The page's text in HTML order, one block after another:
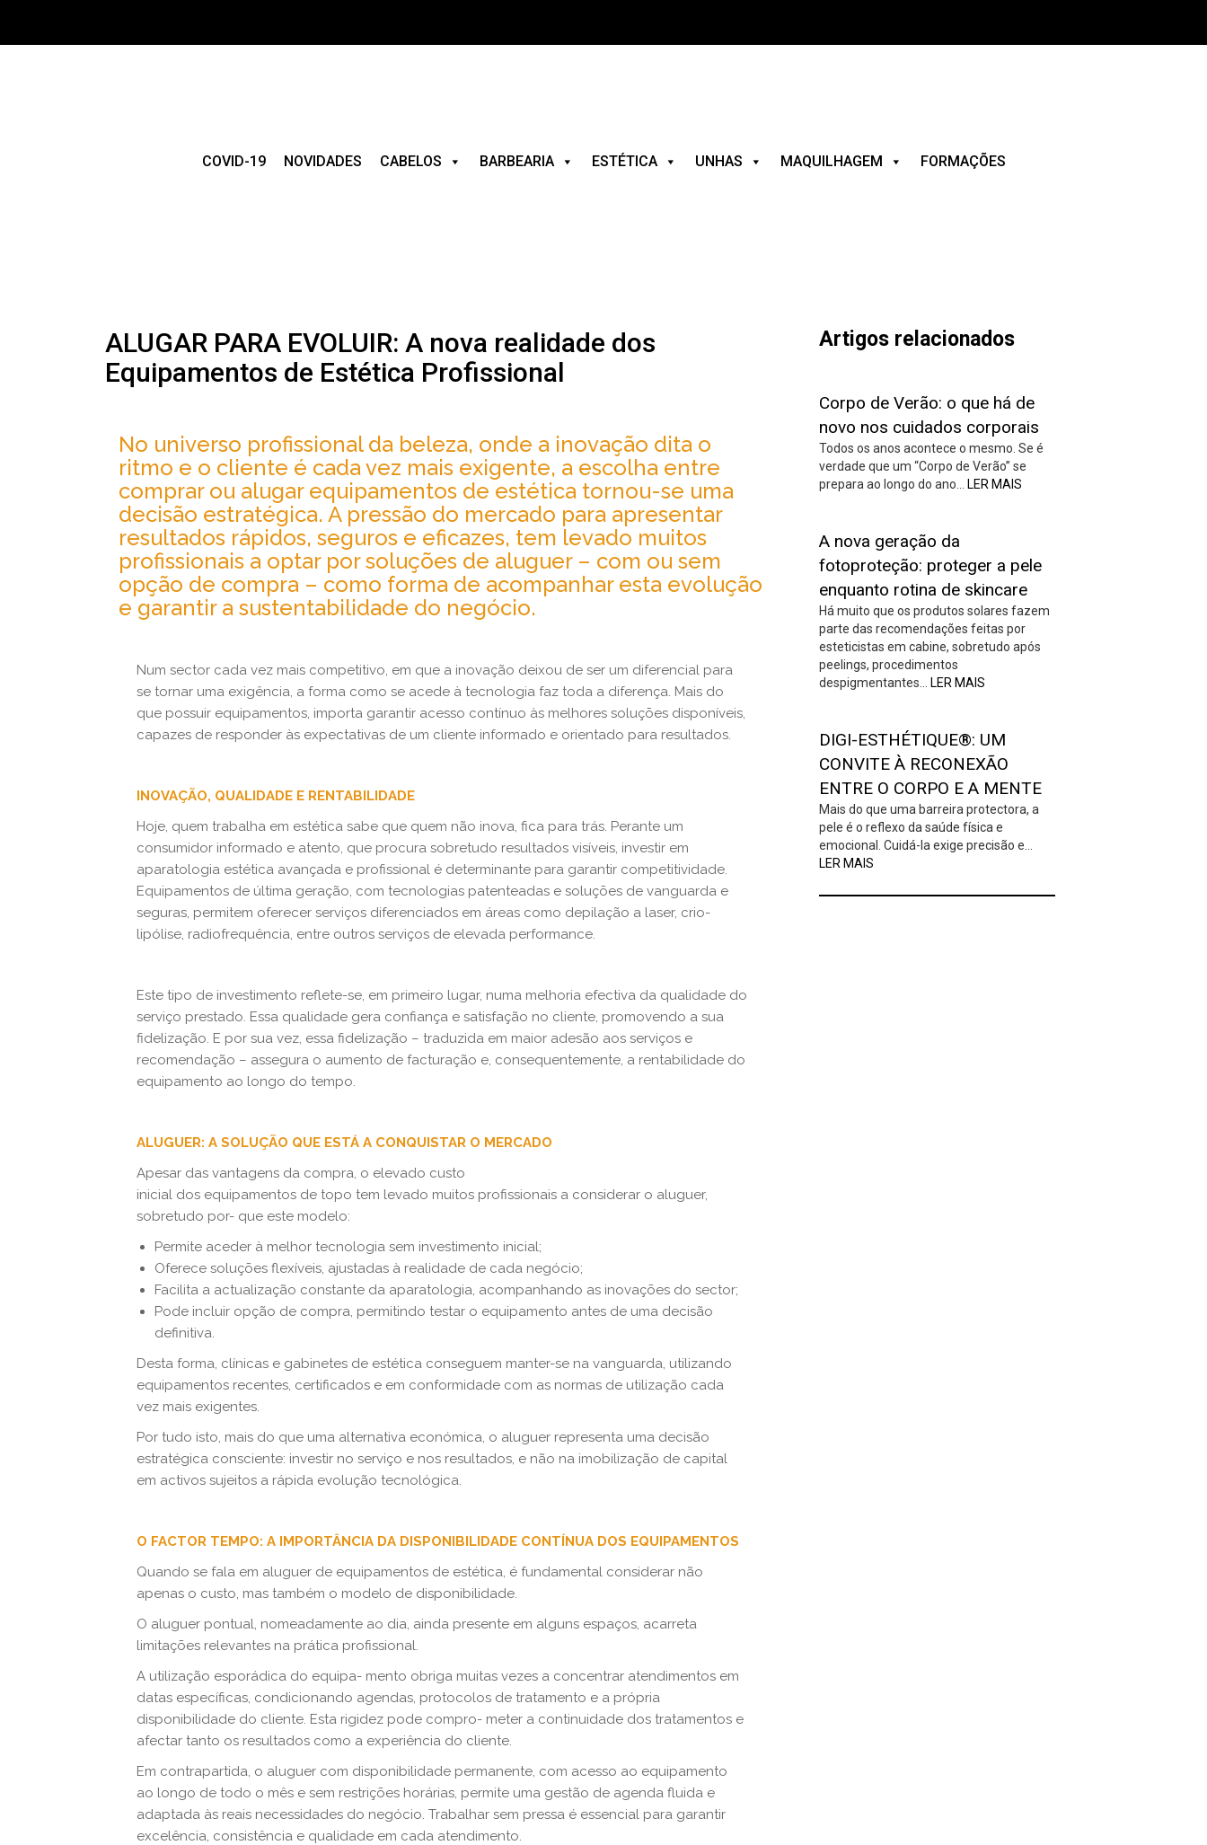
COVID-19 NOVIDADES CABELOS BARBEARIA ESTÉTICA UNHAS MAQUILHAGEM FORMAÇÕES
ALUGAR PARA EVOLUIR: A nova realidade dos
Equipamentos de Estética Profissional
No universo profissional da beleza, onde a inovação dita o
ritmo e o cliente é cada vez mais exigente, a escolha entre
comprar ou alugar equipamentos de estética tornou-se uma
decisão estratégica. A pressão do mercado para apresentar
resultados rápidos, seguros e eficazes, tem levado muitos
profissionais a optar por soluções de aluguer – com ou sem
opção de compra – como forma de acompanhar esta evolução
e garantir a sustentabilidade do negócio.
Num sector cada vez mais competitivo, em que a inovação deixou de ser um diferencial para
se tornar uma exigência, a forma como se acede à tecnologia faz toda a diferença. Mais do
que possuir equipamentos, importa garantir acesso contínuo às melhores soluções disponíveis,
capazes de responder às expectativas de um cliente informado e orientado para resultados.
INOVAÇÃO, QUALIDADE E RENTABILIDADE
Hoje, quem trabalha em estética sabe que quem não inova, fica para trás. Perante um
consumidor informado e atento, que procura sobretudo resultados visíveis, investir em
aparatologia estética avançada e profissional é determinante para garantir competitividade.
Equipamentos de última geração, com tecnologias patenteadas e soluções de vanguarda e
seguras, permitem oferecer serviços diferenciados em áreas como depilação a laser, crio-
lipólise, radiofrequência, entre outros serviços de elevada performance.
Este tipo de investimento reflete-se, em primeiro lugar, numa melhoria efectiva da qualidade do
serviço prestado. Essa qualidade gera confiança e satisfação no cliente, promovendo a sua
fidelização. E por sua vez, essa fidelização – traduzida em maior adesão aos serviços e
recomendação – assegura o aumento de facturação e, consequentemente, a rentabilidade do
equipamento ao longo do tempo.
ALUGUER: A SOLUÇÃO QUE ESTÁ A CONQUISTAR O MERCADO
Apesar das vantagens da compra, o elevado custo
inicial dos equipamentos de topo tem levado muitos profissionais a considerar o aluguer,
sobretudo por- que este modelo:
Permite aceder à melhor tecnologia sem investimento inicial;
Oferece soluções flexíveis, ajustadas à realidade de cada negócio;
Facilita a actualização constante da aparatologia, acompanhando as inovações do sector;
Pode incluir opção de compra, permitindo testar o equipamento antes de uma decisão
definitiva.
Desta forma, clínicas e gabinetes de estética conseguem manter-se na vanguarda, utilizando
equipamentos recentes, certificados e em conformidade com as normas de utilização cada
vez mais exigentes.
Por tudo isto, mais do que uma alternativa económica, o aluguer representa uma decisão
estratégica consciente: investir no serviço e nos resultados, e não na imobilização de capital
em activos sujeitos a rápida evolução tecnológica.
O FACTOR TEMPO: A IMPORTÂNCIA DA DISPONIBILIDADE CONTÍNUA DOS EQUIPAMENTOS
Quando se fala em aluguer de equipamentos de estética, é fundamental considerar não
apenas o custo, mas também o modelo de disponibilidade.
O aluguer pontual, nomeadamente ao dia, ainda presente em alguns espaços, acarreta
limitações relevantes na prática profissional.
A utilização esporádica do equipa- mento obriga muitas vezes a concentrar atendimentos em
datas específicas, condicionando agendas, protocolos de tratamento e a própria
disponibilidade do cliente. Esta rigidez pode compro- meter a continuidade dos tratamentos e
afectar tanto os resultados como a experiência do cliente.
Em contrapartida, o aluguer com disponibilidade permanente, com acesso ao equipamento
ao longo de todo o mês e sem restrições horárias, permite uma gestão de agenda fluida e
adaptada às reais necessidades do negócio. Trabalhar sem pressa é essencial para garantir
excelência, consistência e qualidade em cada atendimento.
Artigos relacionados
Corpo de Verão: o que há de
novo nos cuidados corporais
Todos os anos acontece o mesmo. Se é
verdade que um “Corpo de Verão” se
prepara ao longo do ano…
LER MAIS
A nova geração da
fotoproteção: proteger a pele
enquanto rotina de skincare
Há muito que os produtos solares fazem
parte das recomendações feitas por
esteticistas em cabine, sobretudo após
peelings, procedimentos
despigmentantes…
LER MAIS
DIGI-ESTHÉTIQUE®: UM
CONVITE À RECONEXÃO
ENTRE O CORPO E A MENTE
Mais do que uma barreira protectora, a
pele é o reflexo da saúde física e
emocional. Cuidá-la exige precisão e…
LER MAIS